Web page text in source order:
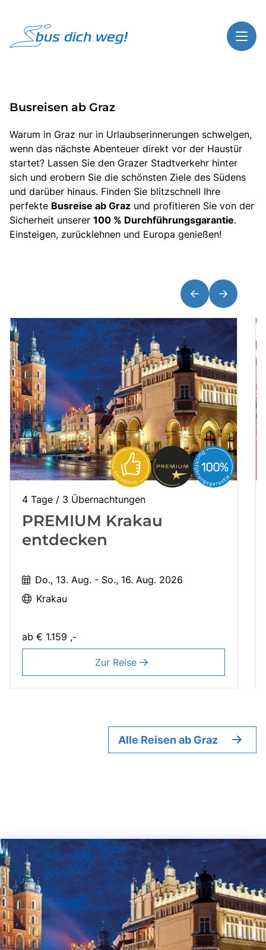
Highlights
Service
Kontakt
Start
Busreisen
Sie befinden sich in:
Österreich
Heimatland ändern:
Deutschland
Busreisen ab Graz
Warum in Graz nur in Urlaubserinnerungen schwelgen,
wenn das nächste Abenteuer direkt vor der Haustür
startet? Lassen Sie den Grazer Stadtverkehr hinter
sich und erobern Sie die schönsten Ziele des Südens
und darüber hinaus. Finden Sie blitzschnell Ihre
perfekte Busreise ab Graz und profitieren Sie von der
Sicherheit unserer 100 % Durchführungsgarantie.
Einsteigen, zurücklehnen und Europa genießen!
4 Tage / 3 Übernachtungen
PREMIUM Krakau
entdecken
Do., 13. Aug. - So., 16. Aug. 2026
Krakau
ab € 1.159 ,-
Zur Reise
Alle Reisen ab Graz